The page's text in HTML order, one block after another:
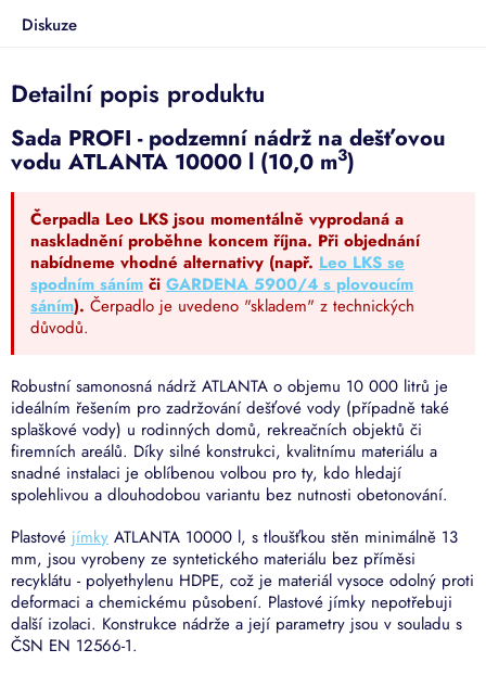
Diskuze
Detailní popis produktu
Sada PROFI - podzemní nádrž na dešťovou
vodu ATLANTA 10000 l (10,0 m3)
Čerpadla Leo LKS jsou momentálně vyprodaná a
naskladnění proběhne koncem října. Při objednání
nabídneme vhodné alternativy (např. Leo LKS se
spodním sáním či GARDENA 5900/4 s plovoucím
sáním). Čerpadlo je uvedeno "skladem" z technických
důvodů.
Robustní samonosná nádrž ATLANTA o objemu 10 000 litrů je
ideálním řešením pro zadržování dešťové vody (případně také
splaškové vody) u rodinných domů, rekreačních objektů či
firemních areálů. Díky silné konstrukci, kvalitnímu materiálu a
snadné instalaci je oblíbenou volbou pro ty, kdo hledají
spolehlivou a dlouhodobou variantu bez nutnosti obetonování.
Plastové jímky ATLANTA 10000 l, s tloušťkou stěn minimálně 13
mm, jsou vyrobeny ze syntetického materiálu bez příměsi
recyklátu - polyethylenu HDPE, což je materiál vysoce odolný proti
deformaci a chemickému působení. Plastové jímky nepotřebuji
další izolaci. Konstrukce nádrže a její parametry jsou v souladu s
ČSN EN 12566-1.